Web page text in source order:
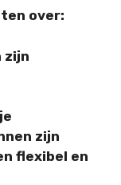
over:
zijn
zijn
flexibel en